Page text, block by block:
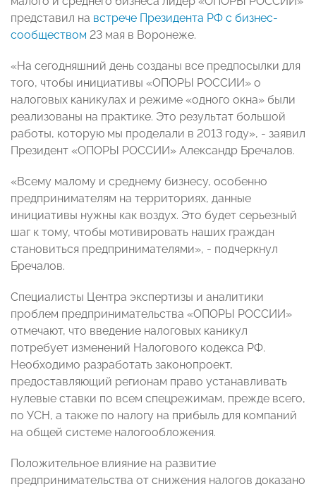
представил на встрече Президента РФ с бизнес-
сообществом 23 мая в Воронеже.
«На сегодняшний день созданы все предпосылки для
того, чтобы инициативы «ОПОРЫ РОССИИ» о
налоговых каникулах и режиме «одного окна» были
реализованы на практике. Это результат большой
работы, которую мы проделали в 2013 году», - заявил
Президент «ОПОРЫ РОССИИ» Александр Бречалов.
«Всему малому и среднему бизнесу, особенно
предпринимателям на территориях, данные
инициативы нужны как воздух. Это будет серьезный
шаг к тому, чтобы мотивировать наших граждан
становиться предпринимателями», - подчеркнул
Бречалов.
Специалисты Центра экспертизы и аналитики
проблем предпринимательства «ОПОРЫ РОССИИ»
отмечают, что введение налоговых каникул
потребует изменений Налогового кодекса РФ.
Необходимо разработать законопроект,
предоставляющий регионам право устанавливать
нулевые ставки по всем спецрежимам, прежде всего,
по УСН, а также по налогу на прибыль для компаний
на общей системе налогообложения.
Положительное влияние на развитие
предпринимательства от снижения налогов доказано